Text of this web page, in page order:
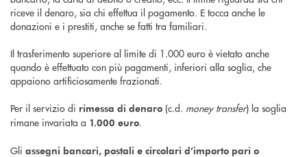
riceve il denaro, sia chi effettua il pagamento. E tocca anche le
donazioni e i prestiti, anche se fatti tra familiari.
Il trasferimento superiore al limite di 1.000 euro è vietato anche
quando è effettuato con più pagamenti, inferiori alla soglia, che
appaiono artificiosamente frazionati.
Per il servizio di rimessa di denaro (c.d. money transfer) la soglia
rimane invariata a 1.000 euro.
Gli assegni bancari, postali e circolari d’importo pari o